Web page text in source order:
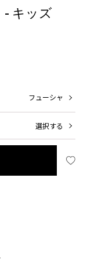
- キッズ
フューシャ
選択する